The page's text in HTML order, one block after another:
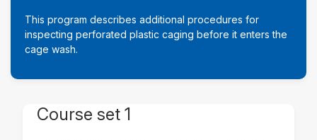
This program describes additional procedures for
inspecting perforated plastic caging before it enters the
cage wash.
Course set 1